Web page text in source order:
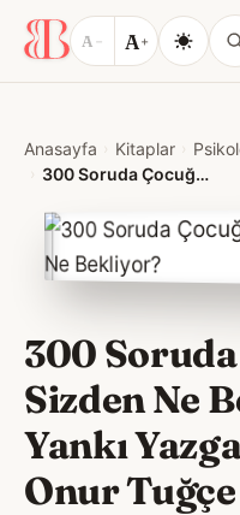
A − A+
Anasayfa Kitaplar
300 Soruda Çocuğunuz Sizden Ne Bekliyor?
300
Sizden Ne
Yankı
Onur